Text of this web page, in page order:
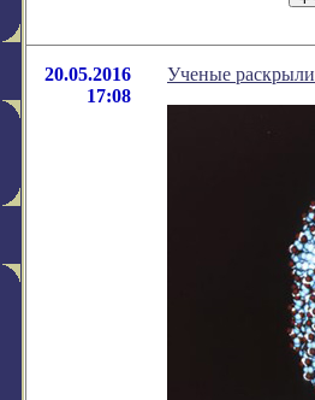
20.05.2016
17:08
Ученые